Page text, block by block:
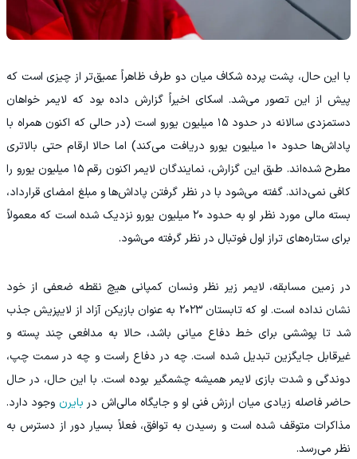
با این حال، پشت پرده شکاف میان دو طرف ظاهراً عمیق‌تر از چیزی است که
پیش‌ از این تصور می‌شد. اسکای اخیراً گزارش داده بود که لایمر خواهان
دستمزدی سالانه در حدود ۱۵ میلیون یورو است (در حالی که اکنون همراه با
پاداش‌ها حدود ۱۰ میلیون یورو دریافت می‌کند) اما حالا ارقام حتی بالاتری
مطرح شده‌اند. طبق این گزارش، نمایندگان لایمر اکنون رقم ۱۵ میلیون یورو را
کافی نمی‌داند. گفته می‌شود با در نظر گرفتن پاداش‌ها و مبلغ امضای قرارداد،
بسته مالی مورد نظر او به حدود ۲۰ میلیون یورو نزدیک شده است که معمولاً
برای ستاره‌های تراز اول فوتبال در نظر گرفته می‌شود.
در زمین مسابقه، لایمر زیر نظر ونسان کمپانی هیچ نقطه ضعفی از خود
نشان نداده است. او که تابستان ۲۰۲۳ به‌ عنوان بازیکن آزاد از لایپزیش جذب
شد تا پوششی برای خط دفاع میانی باشد، حالا به مدافعی چند پسته و
غیرقابل‌ جایگزین تبدیل شده است. چه در دفاع راست و چه در سمت چپ،
دوندگی و شدت بازی لایمر همیشه چشمگیر بوده است. با این حال، در حال
حاضر فاصله زیادی میان ارزش فنی او و جایگاه مالی‌اش در بایرن وجود دارد.
مذاکرات متوقف شده است و رسیدن به توافق، فعلاً بسیار دور از دسترس به
نظر می‌رسد.